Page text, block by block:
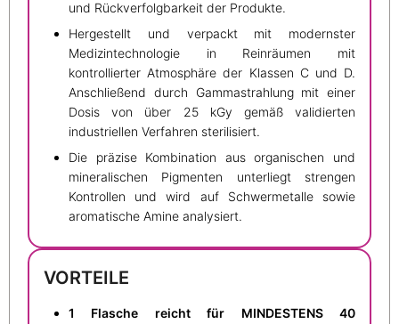
und Rückverfolgbarkeit der Produkte.
Hergestellt und verpackt mit modernster
Medizintechnologie in Reinräumen mit
kontrollierter Atmosphäre der Klassen C und D.
Anschließend durch Gammastrahlung mit einer
Dosis von über 25 kGy gemäß validierten
industriellen Verfahren sterilisiert.
Die präzise Kombination aus organischen und
mineralischen Pigmenten unterliegt strengen
Kontrollen und wird auf Schwermetalle sowie
aromatische Amine analysiert.
VORTEILE
1 Flasche reicht für MINDESTENS 40